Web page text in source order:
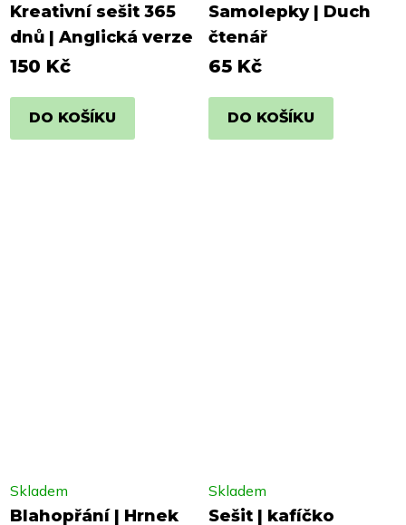
Kreativní sešit 365
dnů | Anglická verze
150 Kč
DO KOŠÍKU
Samolepky | Duch
čtenář
65 Kč
DO KOŠÍKU
Blahopřání | Hrnek
Skladem
Sešit | kafíčko
Skladem